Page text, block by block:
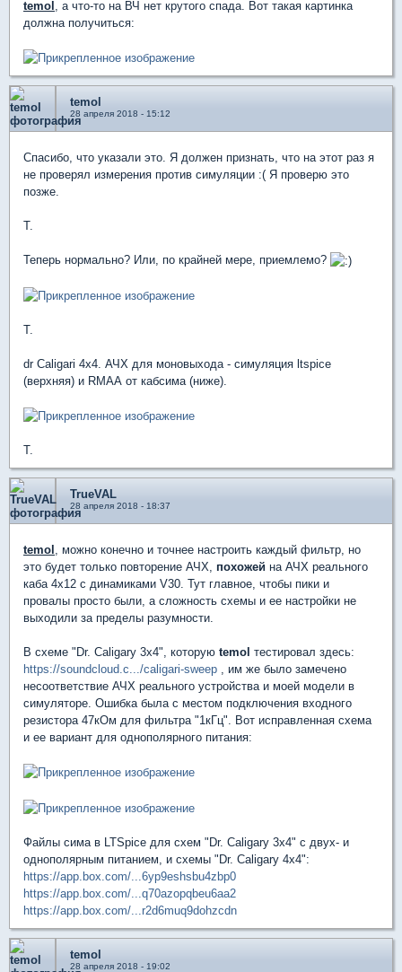
temol , а что-то на ВЧ нет крутого спада. Вот такая картинка
должна получиться:
temol
28 апреля 2018 - 15:12
Спасибо, что указали это. Я должен признать, что на этот раз я
не проверял измерения против симуляции :( Я проверю это
позже.
T.
Теперь нормально? Или, по крайней мере, приемлемо?
T.
dr Caligari 4x4. АЧХ для моновыхода - симуляция ltspice
(верхняя) и RMAA от кабсима (ниже).
T.
TrueVAL
28 апреля 2018 - 18:37
temol , можно конечно и точнее настроить каждый фильтр, но
это будет только повторение АЧХ, похожей на АЧХ реального
каба 4х12 с динамиками V30. Тут главное, чтобы пики и
провалы просто были, а сложность схемы и ее настройки не
выходили за пределы разумности.
В схеме "Dr. Caligary 3x4", которую temol тестировал здесь:
https://soundcloud.c.../caligari-sweep , им же было замечено
несоответствие АЧХ реального устройства и моей модели в
симуляторе. Ошибка была с местом подключения входного
резистора 47кОм для фильтра "1кГц". Вот исправленная схема
и ее вариант для однополярного питания:
Файлы сима в LTSpice для схем "Dr. Caligary 3x4" с двух- и
однополярным питанием, и схемы "Dr. Caligary 4x4":
https://app.box.com/...6yp9eshsbu4zbp0
https://app.box.com/...q70azopqbeu6aa2
https://app.box.com/...r2d6muq9dohzcdn
temol
28 апреля 2018 - 19:02